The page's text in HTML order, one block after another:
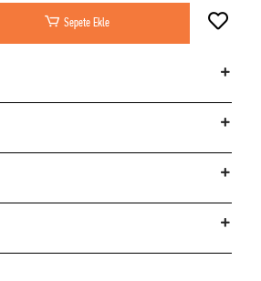
Sepete Ekle